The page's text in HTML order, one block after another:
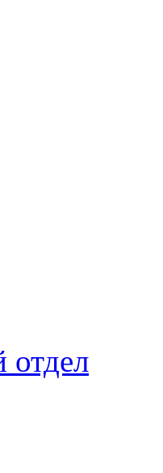
отдел